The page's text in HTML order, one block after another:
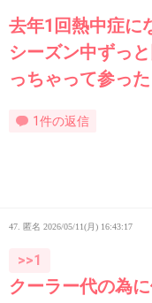
去年1回熱中症に
シーズン中ずっ
っちゃって参った
1件の返信
47. 匿名 2026/05/11(月) 16:43:17
>>1
クーラー代の為に